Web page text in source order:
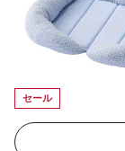
セール